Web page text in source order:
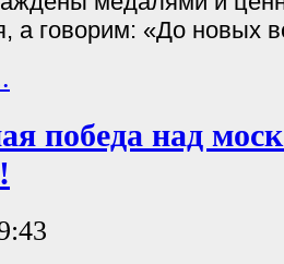
а говорим: «До новых
победа над